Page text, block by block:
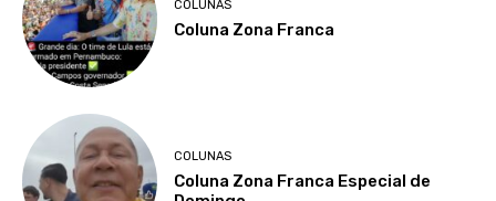
COLUNAS
Coluna Zona Franca
COLUNAS
Coluna Zona Franca Especial de